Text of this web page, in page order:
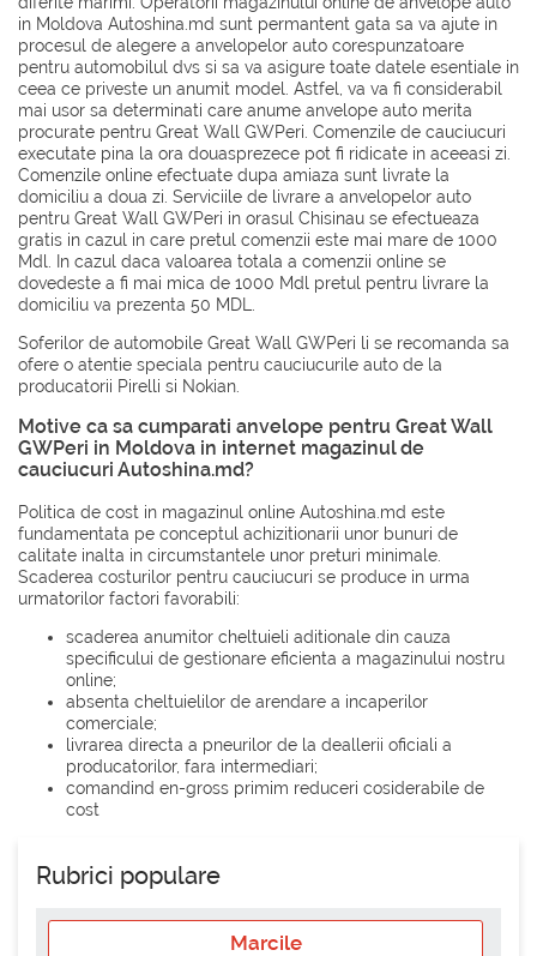
in Moldova Autoshina.md sunt permantent gata sa va ajute in
procesul de alegere a anvelopelor auto corespunzatoare
pentru automobilul dvs si sa va asigure toate datele esentiale in
ceea ce priveste un anumit model. Astfel, va va fi considerabil
mai usor sa determinati care anume anvelope auto merita
procurate pentru Great Wall GWPeri. Comenzile de cauciucuri
executate pina la ora douasprezece pot fi ridicate in aceeasi zi.
Comenzile online efectuate dupa amiaza sunt livrate la
domiciliu a doua zi. Serviciile de livrare a anvelopelor auto
pentru Great Wall GWPeri in orasul Chisinau se efectueaza
gratis in cazul in care pretul comenzii este mai mare de 1000
Mdl. In cazul daca valoarea totala a comenzii online se
dovedeste a fi mai mica de 1000 Mdl pretul pentru livrare la
domiciliu va prezenta 50 MDL.
Soferilor de automobile Great Wall GWPeri li se recomanda sa
ofere o atentie speciala pentru cauciucurile auto de la
producatorii Pirelli si Nokian
Motive ca sa cumparati anvelope pentru Great Wall
GWPeri in Moldova in internet magazinul de
cauciucuri Autoshina.md?
Politica de cost in magazinul online Autoshina.md este
fundamentata pe conceptul achizitionarii unor bunuri de
calitate inalta in circumstantele unor preturi minimale.
Scaderea costurilor pentru cauciucuri se produce in urma
urmatorilor factori favorabili:
scaderea anumitor cheltuieli aditionale din cauza
specificului de gestionare eficienta a magazinului nostru
online;
absenta cheltuielilor de arendare a incaperilor
comerciale;
livrarea directa a pneurilor de la deallerii oficiali a
producatorilor, fara intermediari;
comandind en-gross primim reduceri cosiderabile de
cost
Rubrici populare
Marcile